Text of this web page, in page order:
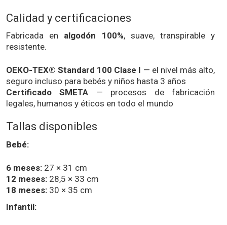
Calidad y certificaciones
Fabricada en algodón 100%, suave, transpirable y
resistente.
OEKO-TEX® Standard 100 Clase I — el nivel más alto,
seguro incluso para bebés y niños hasta 3 años
Certificado SMETA — procesos de fabricación
legales, humanos y éticos en todo el mundo
Tallas disponibles
Bebé:
6 meses: 27 × 31 cm
12 meses: 28,5 × 33 cm
18 meses: 30 × 35 cm
Infantil: